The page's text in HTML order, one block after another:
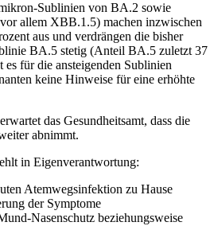
Sublinien von BA.2 sowie
allem XBB.1.5) machen inzwischen
aus und verdrängen die bisher
BA.5 stetig (Anteil BA.5 zuletzt 37
für die ansteigenden Sublinien
keine Hinweise für eine erhöhte
das Gesundheitsamt, dass die
abnimmt.
in Eigenverantwortung:
Atemwegsinfektion zu Hause
der Symptome
Nasenschutz beziehungsweise